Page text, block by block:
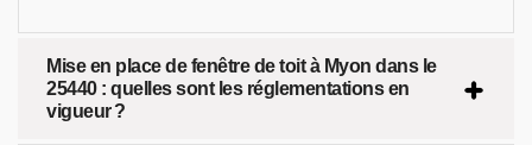
Mise en place de fenêtre de toit à Myon dans le
25440 : quelles sont les réglementations en
vigueur ?